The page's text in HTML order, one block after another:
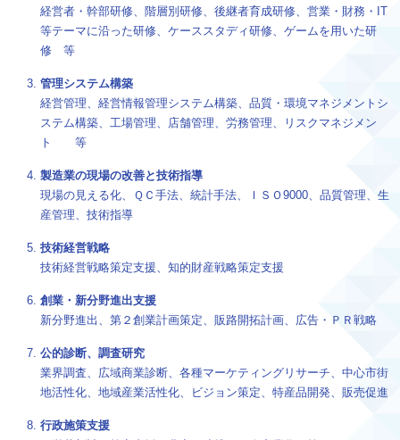
経営者・幹部研修、階層別研修、後継者育成研修、営業・財務・IT
等テーマに沿った研修、ケーススタディ研修、ゲームを用いた研
修 等
管理システム構築
経営管理、経営情報管理システム構築、品質・環境マネジメントシ
ステム構築、工場管理、店舗管理、労務管理、リスクマネジメン
ト 等
製造業の現場の改善と技術指導
現場の見える化、ＱＣ手法、統計手法、ＩＳＯ9000、品質管理、生
産管理、技術指導
技術経営戦略
技術経営戦略策定支援、知的財産戦略策定支援
創業・新分野進出支援
新分野進出、第２創業計画策定、販路開拓計画、広告・ＰＲ戦略
公的診断、調査研究
業界調査、広域商業診断、各種マーケティングリサーチ、中心市街
地活性化、地域産業活性化、ビジョン策定、特産品開発、販売促進
行政施策支援